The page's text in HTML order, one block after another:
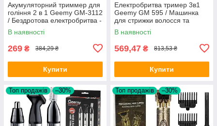
Акумуляторний триммер для
гоління 2 в 1 Geemy GM-3112
/ Бездротова електробритва -
триммер для чоловіків
В наявності
269 ₴ 384,29 ₴
Купити
Електробритва тример 3в1
Geemy GM 595 / Машинка
для стрижки волосся та
бороди / Акумуляторний
тример для носа
В наявності
569,47 ₴ 813,53 ₴
Купити
Топ продажів –30% Топ продажів –30%